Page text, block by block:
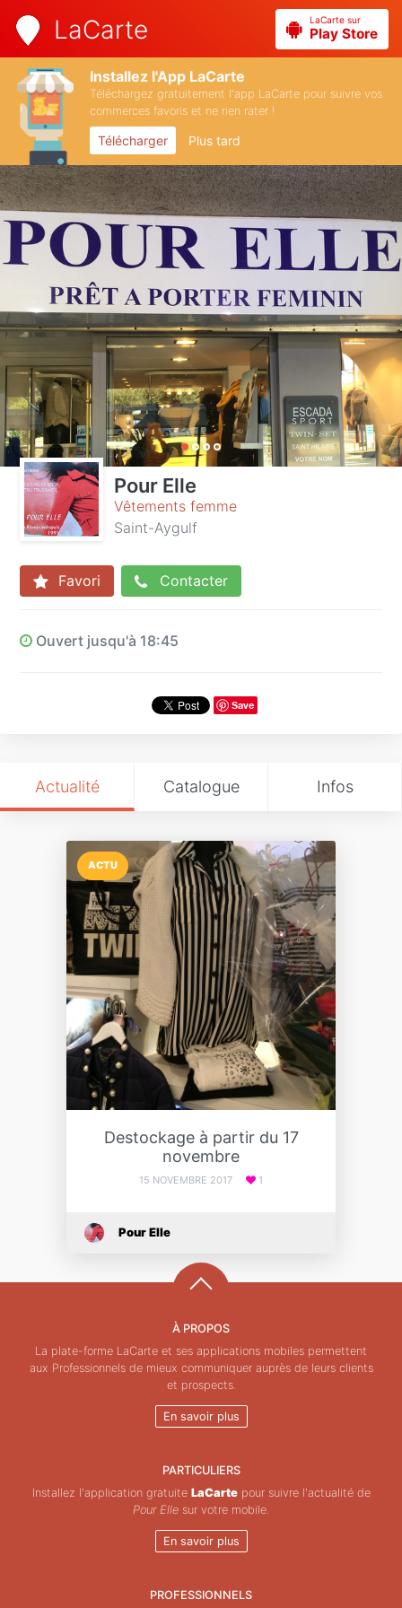
LaCarte LaCarte sur
Play Store
Installez l'App LaCarte
Téléchargez gratuitement l'app LaCarte pour suivre vos
commerces favoris et ne rien rater !
Télécharger Plus tard
Pour Elle
Vêtements femme
Saint-Aygulf
Favori Contacter
Ouvert jusqu'à 18:45
Save
Actualité Catalogue Infos
ACTU
Destockage à partir du 17
novembre
15 NOVEMBRE 2017 1
Pour Elle
À PROPOS
La plate-forme LaCarte et ses applications mobiles permettent
aux Professionnels de mieux communiquer auprès de leurs clients
et prospects.
En savoir plus
PARTICULIERS
Installez l'application gratuite LaCartepour suivre l'actualité de
Pour Elle sur votre mobile.
En savoir plus
PROFESSIONNELS